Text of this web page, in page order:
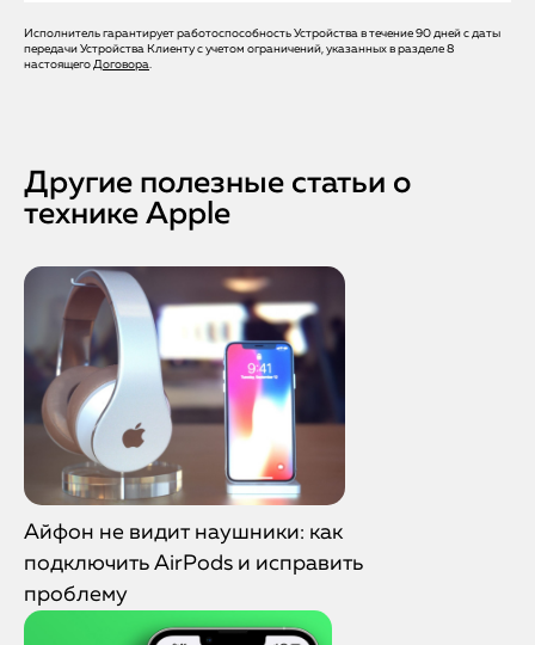
Да, особенно в вечернее время и выходные. Вы можете
оставить заявку онлайн или по телефону, и мы подберем
Исполнитель гарантирует работоспособность Устройства в течение 90 дней с даты
передачи Устройства Клиенту с учетом ограничений, указанных в разделе 8
настоящего Договора.
Другие полезные статьи о
технике Apple
Айфон не видит наушники: как
подключить AirPods и исправить
проблему